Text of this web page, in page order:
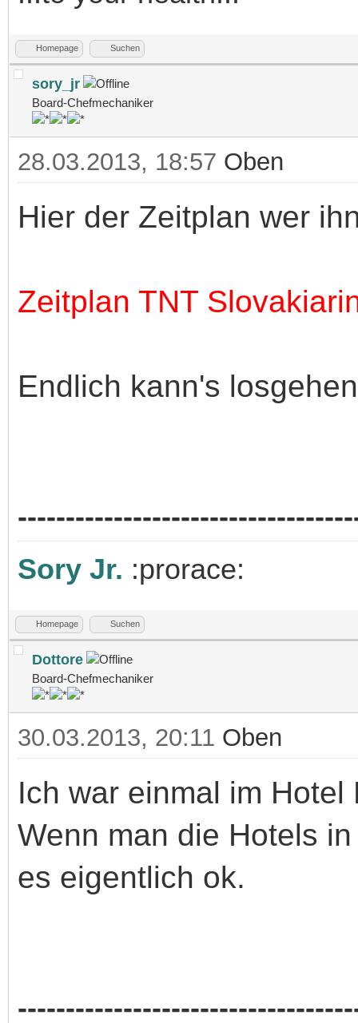
Homepage Suchen
sory_jr
Board-Chefmechaniker
28.03.2013, 18:57 Oben
Hier der Zeitplan wer
Zeitplan TNT
Endlich kann's
Sory Jr. :prorace:
Homepage Suchen
Dottore
Board-Chefmechaniker
30.03.2013, 20:11 Oben
Ich war einmal im
Wenn man die Hotels
es eigentlich ok.